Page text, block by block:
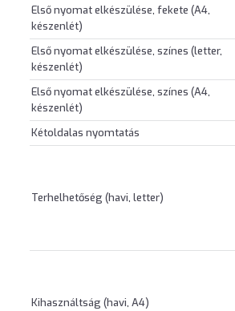
Első nyomat elkészülése, fekete (A4,
készenlét)
Első nyomat elkészülése, színes (letter,
készenlét)
Első nyomat elkészülése, színes (A4,
készenlét)
Kétoldalas nyomtatás
Terhelhetőség (havi, letter)
Kihasználtság (havi, A4)